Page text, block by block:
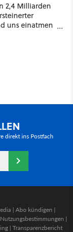
2,4 Milliarden
uns einatmen
direkt ins Postfach
| Abo kündigen |
Nutzungsbestimmungen |
| Transparenzbericht